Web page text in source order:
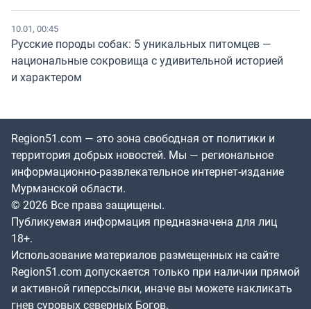
10.01, 00:45
Русские породы собак: 5 уникальных питомцев —
национальные сокровища с удивительной историей
и характером
Region51.com — это зона свободная от политики и
территория добрых новостей. Мы — региональное
информационно-развлекательное интернет-издание
Мурманской области.
© 2026 Все права защищены.
Публикуемая информация предназначена для лиц
18+.
Использование материалов размещенных на сайте
Region51.com допускается только при наличии прямой
и активной гиперссылки, иначе вы можете накликать
гнев суровых северных Богов.